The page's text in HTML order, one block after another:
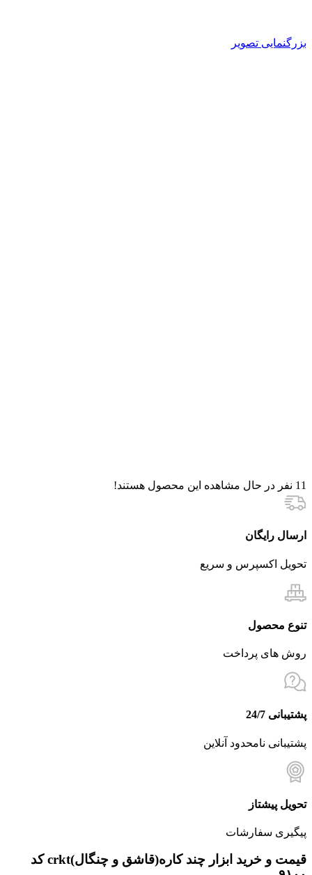
بزرگنمایی تصویر
11 نفر در حال مشاهده این محصول هستند!
ارسال رایگان
تحویل اکسپرس و سریع
تنوع محصول
روش های پرداخت
پشتیبانی 24/7
پشتیبانی نامحدود آنلاین
تحویل پیشتاز
پیگیری سفارشات
قیمت و خرید ابزار چند کاره(قاشق و چنگال)crkt کد